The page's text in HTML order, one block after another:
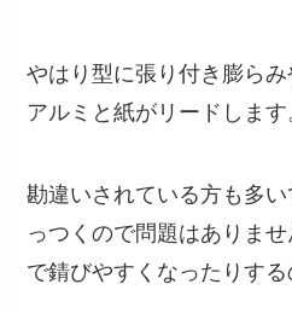
やはり型に張り付き膨らみ
アルミと紙がリードします
勘違いされている方も多
っつくので問題はありま
で錆びやすくなったりする